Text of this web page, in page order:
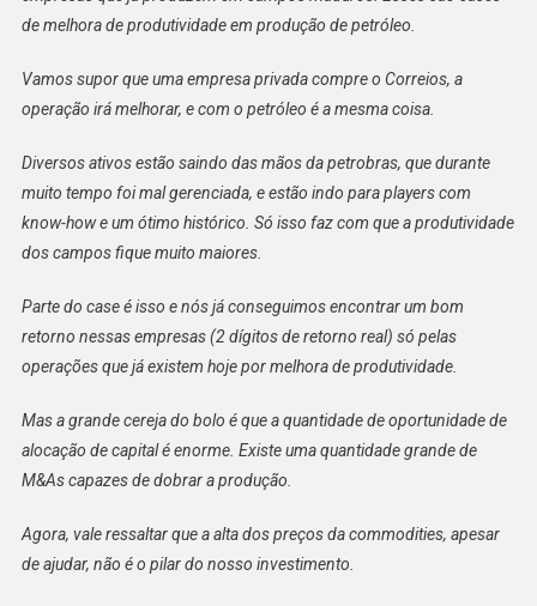
de melhora de produtividade em produção de petróleo.
Vamos supor que uma empresa privada compre o Correios, a
operação irá melhorar, e com o petróleo é a mesma coisa.
Diversos ativos estão saindo das mãos da petrobras, que durante
muito tempo foi mal gerenciada, e estão indo para players com
know-how e um ótimo histórico. Só isso faz com que a produtividade
dos campos fique muito maiores.
Parte do case é isso e nós já conseguimos encontrar um bom
retorno nessas empresas (2 dígitos de retorno real) só pelas
operações que já existem hoje por melhora de produtividade.
Mas a grande cereja do bolo é que a quantidade de oportunidade de
alocação de capital é enorme. Existe uma quantidade grande de
M&As capazes de dobrar a produção.
Agora, vale ressaltar que a alta dos preços da commodities, apesar
de ajudar, não é o pilar do nosso investimento.